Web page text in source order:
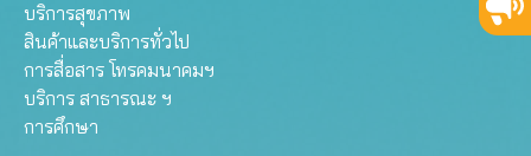
บริการสุขภาพ
สินค้าและบริการทั่วไป
การสื่อสาร โทรคมนาคมฯ
บริการ สาธารณะ ฯ
การศึกษา